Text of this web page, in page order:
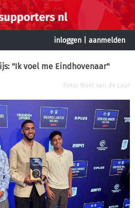
inloggen aanmelden
"Ik voel me Eindhovenaar"
Foto: Noël van de Laar